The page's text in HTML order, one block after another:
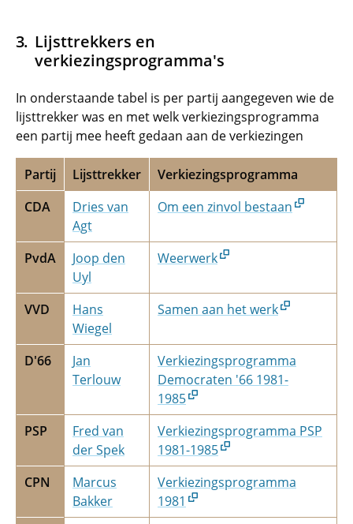
Lijsttrekkers en
verkiezingsprogramma's
In onderstaande tabel is per partij aangegeven wie de
lijsttrekker was en met welk verkiezingsprogramma
een partij mee heeft gedaan aan de verkiezingen
Partij Lijsttrekker
Verkiezingsprogramma
CDA
Dries van
Agt
Om een zinvol bestaan
PvdA
Joop den
Uyl
Weerwerk
VVD
Hans
Wiegel
Samen aan het werk
D'66
Jan
Terlouw
Verkiezingsprogramma
Democraten '66 1981-
1985
PSP
Fred van
der Spek
Verkiezingsprogramma PSP
1981-1985
CPN
Marcus
Bakker
Verkiezingsprogramma
1981